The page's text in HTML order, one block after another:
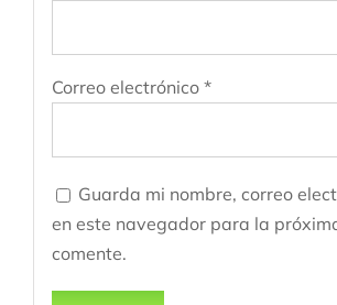
Correo electrónico *
Guarda mi nombre, correo
en este navegador para la
comente.